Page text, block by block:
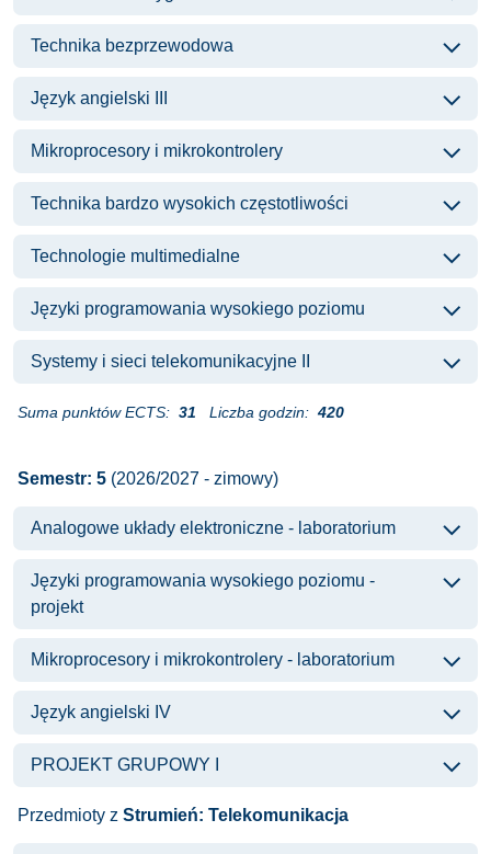
Technika bezprzewodowa
Język angielski III
Mikroprocesory i mikrokontrolery
Technika bardzo wysokich częstotliwości
Technologie multimedialne
Języki programowania wysokiego poziomu
Systemy i sieci telekomunikacyjne II
Suma punktów ECTS: 31 Liczba godzin: 420
Semestr: 5 (2026/2027 - zimowy)
Analogowe układy elektroniczne - laboratorium
Języki programowania wysokiego poziomu -
projekt
Mikroprocesory i mikrokontrolery - laboratorium
Język angielski IV
PROJEKT GRUPOWY I
Przedmioty z Strumień: Telekomunikacja